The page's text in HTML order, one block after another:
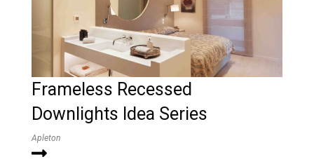
Frameless Recessed
Downlights Idea Series
Apleton